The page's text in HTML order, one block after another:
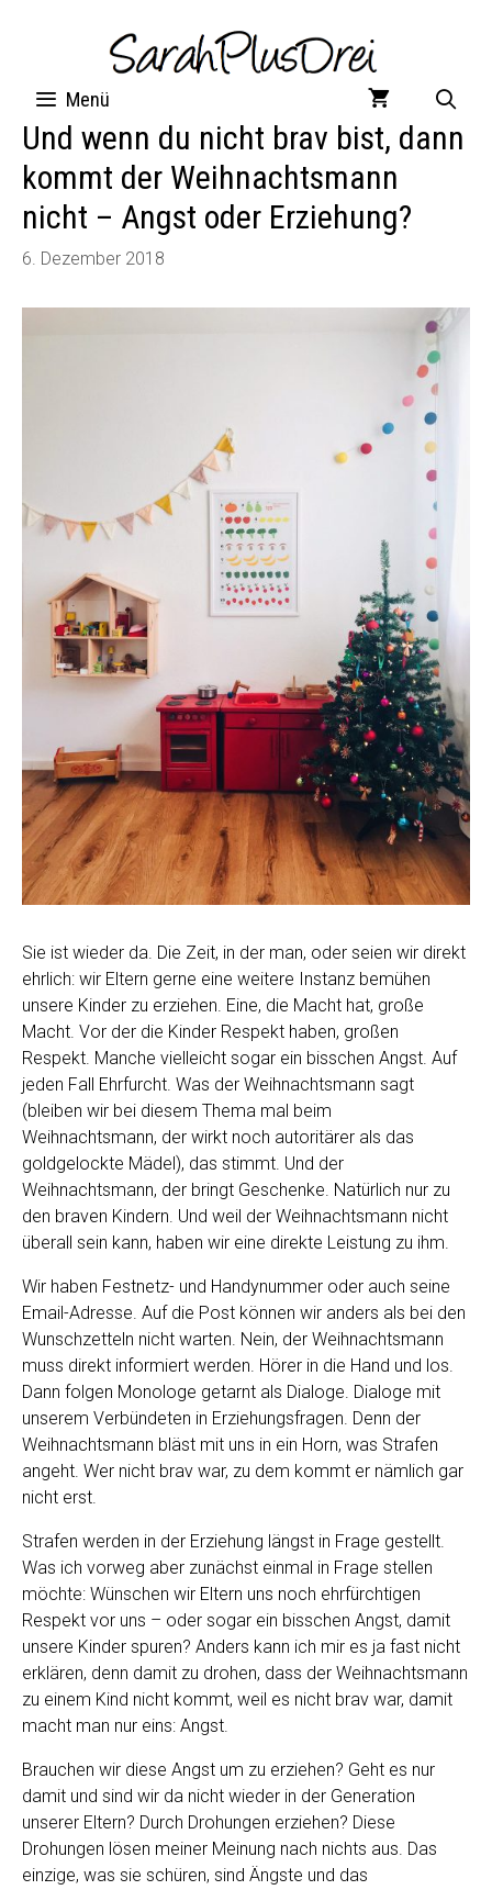
Menü
Und wenn du nicht brav bist, dann
kommt der Weihnachtsmann
nicht – Angst oder Erziehung?
6. Dezember 2018
Sie ist wieder da. Die Zeit, in der man, oder seien wir direkt
ehrlich: wir Eltern gerne eine weitere Instanz bemühen
unsere Kinder zu erziehen. Eine, die Macht hat, große
Macht. Vor der die Kinder Respekt haben, großen
Respekt. Manche vielleicht sogar ein bisschen Angst. Auf
jeden Fall Ehrfurcht. Was der Weihnachtsmann sagt
(bleiben wir bei diesem Thema mal beim
Weihnachtsmann, der wirkt noch autoritärer als das
goldgelockte Mädel), das stimmt. Und der
Weihnachtsmann, der bringt Geschenke. Natürlich nur zu
den braven Kindern. Und weil der Weihnachtsmann nicht
überall sein kann, haben wir eine direkte Leistung zu ihm.
Wir haben Festnetz- und Handynummer oder auch seine
Email-Adresse. Auf die Post können wir anders als bei den
Wunschzetteln nicht warten. Nein, der Weihnachtsmann
muss direkt informiert werden. Hörer in die Hand und los.
Dann folgen Monologe getarnt als Dialoge. Dialoge mit
unserem Verbündeten in Erziehungsfragen. Denn der
Weihnachtsmann bläst mit uns in ein Horn, was Strafen
angeht. Wer nicht brav war, zu dem kommt er nämlich gar
nicht erst.
Strafen werden in der Erziehung längst in Frage gestellt.
Was ich vorweg aber zunächst einmal in Frage stellen
möchte: Wünschen wir Eltern uns noch ehrfürchtigen
Respekt vor uns – oder sogar ein bisschen Angst, damit
unsere Kinder spuren? Anders kann ich mir es ja fast nicht
erklären, denn damit zu drohen, dass der Weihnachtsmann
zu einem Kind nicht kommt, weil es nicht brav war, damit
macht man nur eins: Angst.
Brauchen wir diese Angst um zu erziehen? Geht es nur
damit und sind wir da nicht wieder in der Generation
unserer Eltern? Durch Drohungen erziehen? Diese
Drohungen lösen meiner Meinung nach nichts aus. Das
einzige, was sie schüren, sind Ängste und das